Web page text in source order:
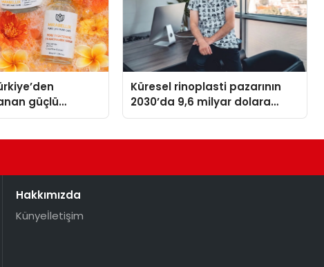
güçlü
Küresel rinoplasti pazarının
2030’da 9,6 milyar dolara
ulaşması bekleniyor
Hakkımızda
Künyeİletişim